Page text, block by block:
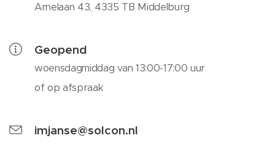
Arnelaan 43, 4335 TB Middelburg
Geopend
woensdagmiddag van 13:00-17:00 uur
of op afspraak
imjanse@solcon.nl